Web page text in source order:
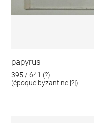
papyrus
395 / 641 (?)
(époque byzantine [?])